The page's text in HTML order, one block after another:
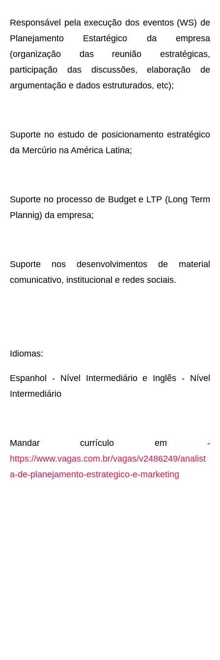
Responsável pela execução dos eventos (WS) de
Planejamento Estartégico da empresa
(organização das reunião estratégicas,
participação das discussões, elaboração de
argumentação e dados estruturados, etc);
Suporte no estudo de posicionamento estratégico
da Mercúrio na América Latina;
Suporte no processo de Budget e LTP (Long Term
Plannig) da empresa;
Suporte nos desenvolvimentos de material
comunicativo, institucional e redes sociais.
Idiomas:
Espanhol - Nível Intermediário e Inglês - Nível
Intermediário
Mandar currículo em -
https://www.vagas.com.br/vagas/v2486249/analist
a-de-planejamento-estrategico-e-marketing